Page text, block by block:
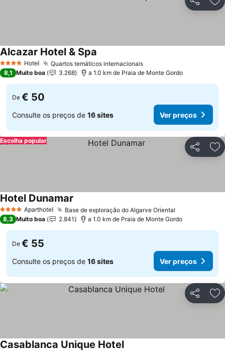
Partilhar
4 EstrelasHotel Quartos temáticos internacionais
Alcazar Hotel & Spa
8,1 Muito boa 3.268 a 1.0 km de Praia de Monte Gordo
De € 50
Consulte os preços de 16 sites Ver preços
Partilhar
Escolha popular
4 EstrelasAparthotel Base de exploração do Algarve Oriental
Hotel Dunamar
8,3 Muito boa 2.841 a 1.0 km de Praia de Monte Gordo
De € 55
Consulte os preços de 16 sites Ver preços
Partilhar
Casablanca Unique Hotel